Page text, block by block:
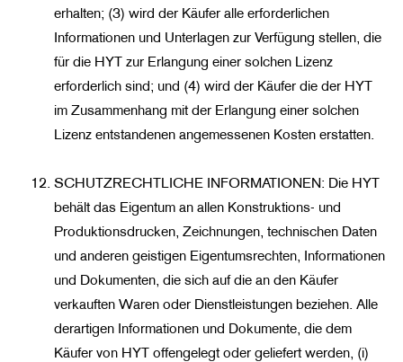
erhalten; (3) wird der Käufer alle erforderlichen
Informationen und Unterlagen zur Verfügung stellen, die
für die HYT zur Erlangung einer solchen Lizenz
erforderlich sind; und (4) wird der Käufer die der HYT
im Zusammenhang mit der Erlangung einer solchen
Lizenz entstandenen angemessenen Kosten erstatten.
SCHUTZRECHTLICHE INFORMATIONEN: Die HYT
behält das Eigentum an allen Konstruktions- und
Produktionsdrucken, Zeichnungen, technischen Daten
und anderen geistigen Eigentumsrechten, Informationen
und Dokumenten, die sich auf die an den Käufer
verkauften Waren oder Dienstleistungen beziehen. Alle
derartigen Informationen und Dokumente, die dem
Käufer von HYT offengelegt oder geliefert werden, (i)